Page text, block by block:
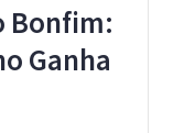
Bonfim:
Ganha